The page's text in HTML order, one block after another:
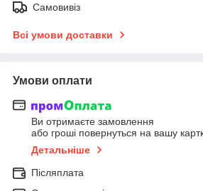
Самовивіз
Всі умови доставки
Умови оплати
Ви отримаєте замовлення
або гроші повернуться на вашу
Детальніше
Післяплата